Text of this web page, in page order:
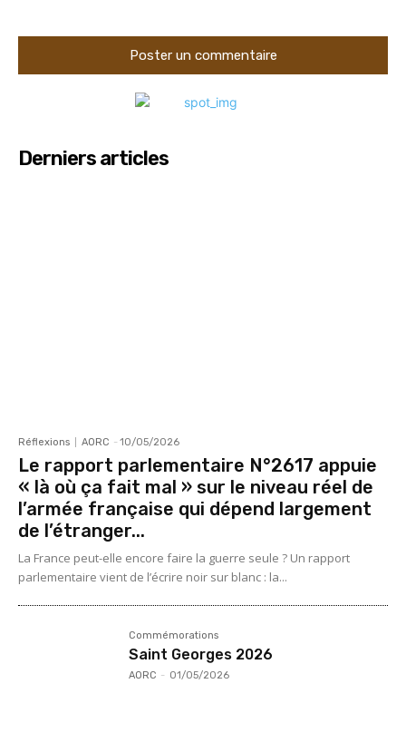
Derniers articles
Réflexions AORC - 10/05/2026
Le rapport parlementaire N°2617 appuie
« là où ça fait mal » sur le niveau réel de
l’armée française qui dépend largement
de l’étranger...
La France peut-elle encore faire la guerre seule ? Un rapport
parlementaire vient de l’écrire noir sur blanc : la...
Commémorations
Saint Georges 2026
AORC - 01/05/2026